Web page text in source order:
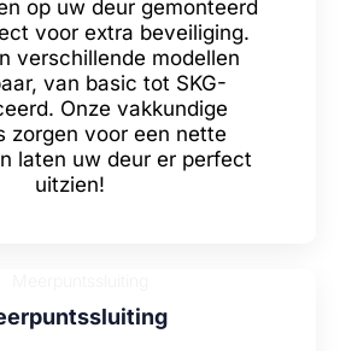
op uw deur gemonteerd
voor extra beveiliging.
verschillende modellen
van basic tot SKG-
Onze vakkundige
zorgen voor een nette
laten uw deur er perfect
uitzien!